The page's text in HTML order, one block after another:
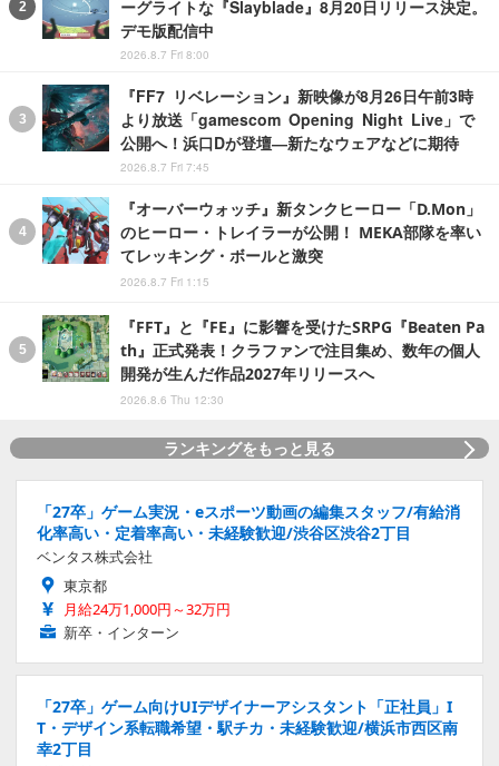
ーグライトな『Slayblade』8月20日リリース決定。
デモ版配信中
2026.8.7 Fri 8:00
『FF7 リベレーション』新映像が8月26日午前3時
より放送「gamescom Opening Night Live」で
公開へ！浜口Dが登壇―新たなウェアなどに期待
2026.8.7 Fri 7:45
『オーバーウォッチ』新タンクヒーロー「D.Mon」
のヒーロー・トレイラーが公開！ MEKA部隊を率い
てレッキング・ボールと激突
2026.8.7 Fri 1:15
『FFT』と『FE』に影響を受けたSRPG『Beaten Pa
th』正式発表！クラファンで注目集め、数年の個人
開発が生んだ作品2027年リリースへ
2026.8.6 Thu 12:30
ランキングをもっと見る
「27卒」ゲーム実況・eスポーツ動画の編集スタッフ/有給消
化率高い・定着率高い・未経験歓迎/渋谷区渋谷2丁目
ベンタス株式会社
東京都
月給24万1,000円～32万円
新卒・インターン
「27卒」ゲーム向けUIデザイナーアシスタント「正社員」I
T・デザイン系転職希望・駅チカ・未経験歓迎/横浜市西区南
幸2丁目